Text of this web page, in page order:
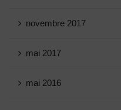
novembre 2017
mai 2017
mai 2016